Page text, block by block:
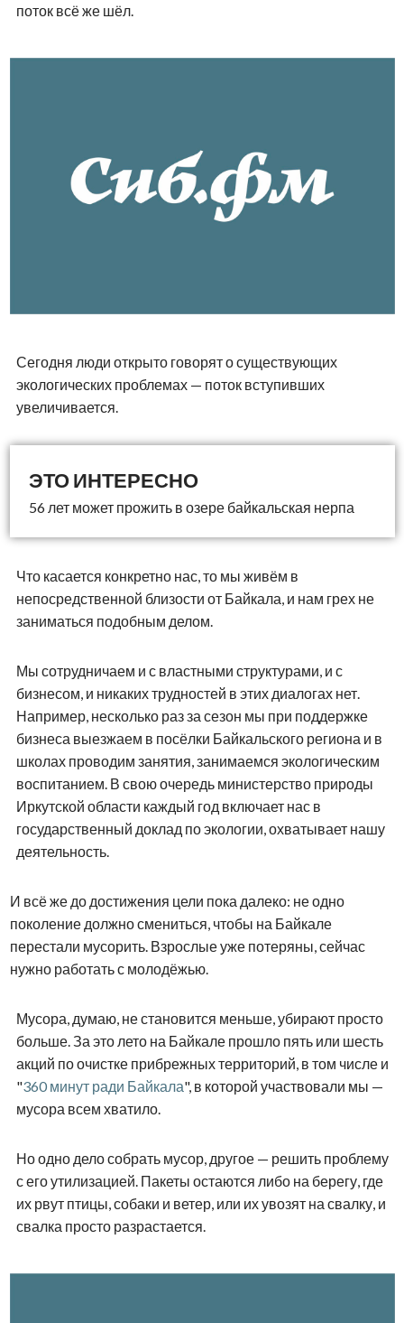
поток всё же шёл.
Сегодня люди открыто говорят о существующих
экологических проблемах — поток вступивших
увеличивается.
56 лет может прожить в озере байкальская нерпа
Что касается конкретно нас, то мы живём в
непосредственной близости от Байкала, и нам грех не
заниматься подобным делом.
Мы сотрудничаем и с властными структурами, и с
бизнесом, и никаких трудностей в этих диалогах нет.
Например, несколько раз за сезон мы при поддержке
бизнеса выезжаем в посёлки Байкальского региона и в
школах проводим занятия, занимаемся экологическим
воспитанием. В свою очередь министерство природы
Иркутской области каждый год включает нас в
государственный доклад по экологии, охватывает нашу
деятельность.
И всё же до достижения цели пока далеко: не одно
поколение должно смениться, чтобы на Байкале
перестали мусорить. Взрослые уже потеряны, сейчас
нужно работать с молодёжью.
Мусора, думаю, не становится меньше, убирают просто
больше. За это лето на Байкале прошло пять или шесть
акций по очистке прибрежных территорий, в том числе и
"360 минут ради Байкала", в которой участвовали мы —
мусора всем хватило.
Но одно дело собрать мусор, другое — решить проблему
с его утилизацией. Пакеты остаются либо на берегу, где
их рвут птицы, собаки и ветер, или их увозят на свалку, и
свалка просто разрастается.